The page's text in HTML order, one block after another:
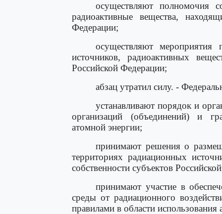
осуществляют полномочия
радиоактивные вещества,
Федерации;
осуществляют мероприятия
источников, радиоактивных
Российской Федерации;
абзац утратил силу. -
устанавливают порядок и
организаций (объединений) и
атомной энергии;
принимают решения о
территориях радиационных
собственности субъектов
принимают участие в
среды от радиационного
правилами в области